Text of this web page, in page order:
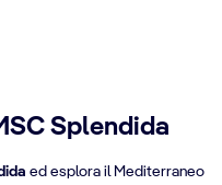
Splendida
ed esplora il Mediterraneo